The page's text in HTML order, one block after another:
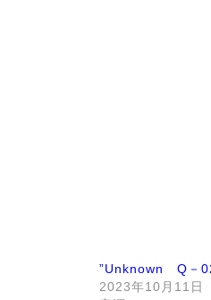
”Unknown Q－
2023年10月11日